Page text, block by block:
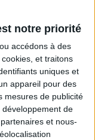
notre priorité
accédons à des
et traitons
uniques et
appareil pour des
mesures de publicité
de
et nous-